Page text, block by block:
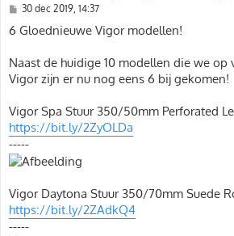
B
r
h
t
30 dec 2019, 14:37
6 Gloednieuwe Vigor modellen!
Naast de huidige 10 modellen die we op
Vigor zijn er nu nog eens 6 bij gekomen!
Vigor Spa Stuur 350/50mm Perforated
https://bit.ly/2ZyOLDa
-----
Vigor Daytona Stuur 350/70mm Suede
https://bit.ly/2ZAdkQ4
-----